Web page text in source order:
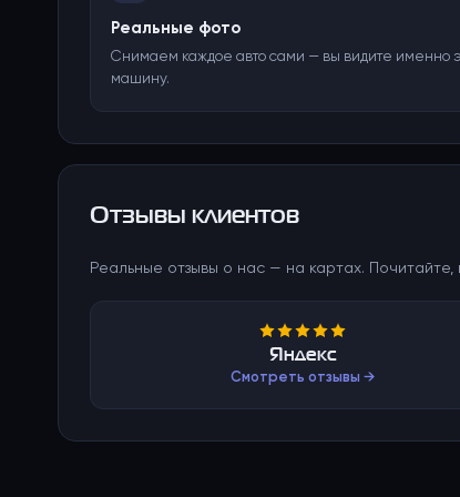
Реальные фото
Снимаем каждое авто сами — вы видите именно
машину.
Отзывы клиентов
Реальные отзывы о нас — на картах. Почитайте,
Яндекс
Смотреть отзывы →